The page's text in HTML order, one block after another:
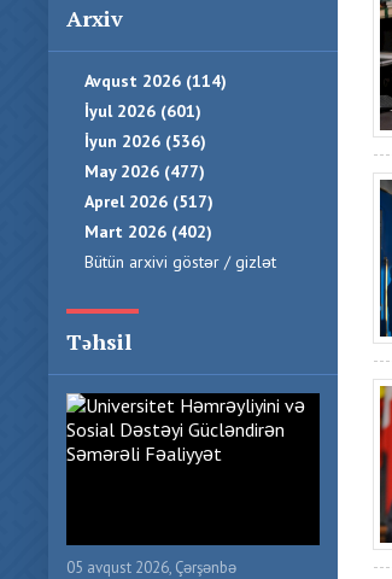
Arxiv
Avqust 2026 (114)
İyul 2026 (601)
İyun 2026 (536)
May 2026 (477)
Aprel 2026 (517)
Mart 2026 (402)
Bütün arxivi göstər / gizlət
Təhsil
05 avqust 2026, Çərşənbə